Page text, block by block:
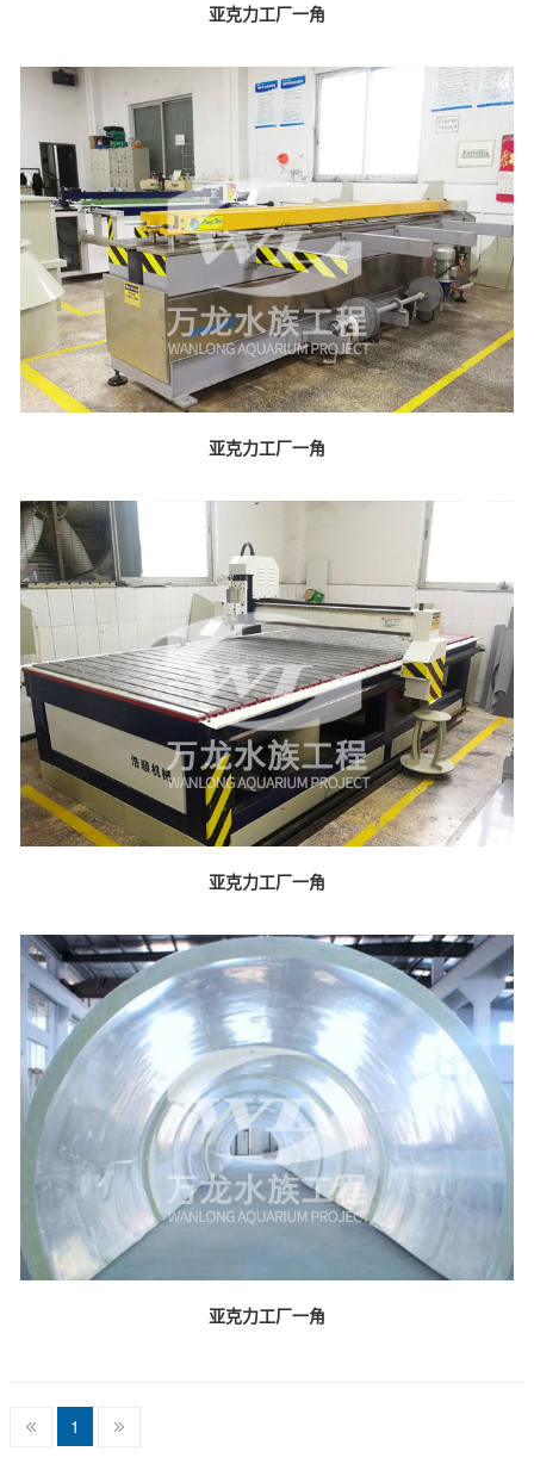
亚克力工厂一角
亚克力工厂一角
亚克力工厂一角
亚克力工厂一角
1